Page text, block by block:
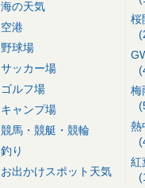
海の天気
空港
野球場
サッカー場
ゴルフ場
キャンプ場
競馬・競艇・競輪
釣り
お出かけスポット天気
桜
梅
熱
紅